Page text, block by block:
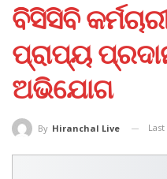
ବିିସିସିବି
ପ୍ରାପ୍ୟ
ଅଭିଯୋଗ
By Hiranchal Live